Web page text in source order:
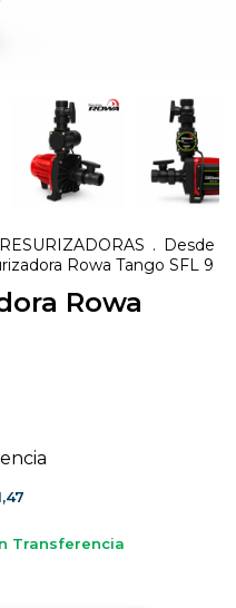
. Desde
Rowa Tango SFL 9
Rowa
Transferencia